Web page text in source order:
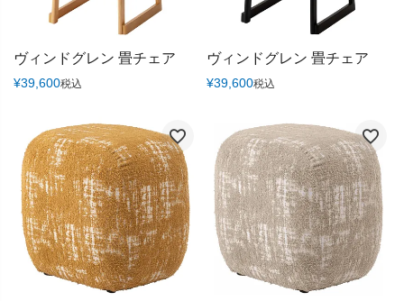
ヴィンドグレン 畳チェア
¥39,600税込
ヴィンドグレン 畳チェア
¥39,600税込